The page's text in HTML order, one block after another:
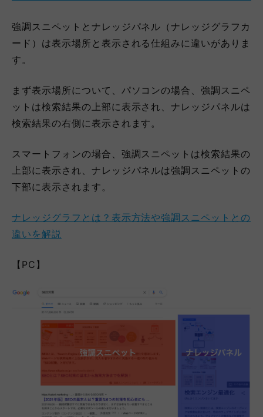
強調スニペットとナレッジパネル（ナレッジグラフカ
ード）は表示場所と表示される仕組みに違いがありま
す。
まず表示場所について、パソコンの場合、強調スニペ
ットは検索結果の上部に表示され、ナレッジパネルは
検索結果の右側に表示されます。
スマートフォンの場合、強調スニペットは検索結果の
上部に表示され、ナレッジパネルは強調スニペットの
下部に表示されます。
ナレッジグラフとは？表示方法や強調スニペットとの
違いを解説
【PC】